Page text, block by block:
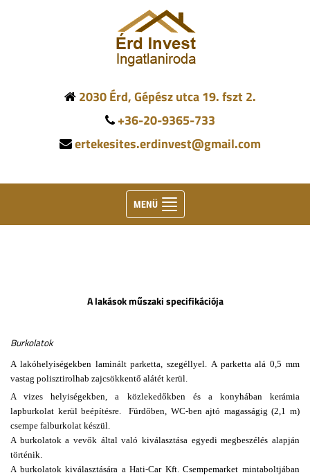
2030 Érd, Gépész utca 19. fszt 2.
+36-20-9365-733
ertekesites.erdinvest@gmail.com
MENÜ
Toggle
navigation
A lakások műszaki specifikációja
Burkolatok
A lakóhelyiségekben laminált parketta, szegéllyel. A parketta alá 0,5 mm
vastag polisztirolhab zajcsökkentő alátét kerül.
A vizes helyiségekben, a közlekedőkben és a konyhában kerámia
lapburkolat kerül beépítésre. Fürdőben, WC-ben ajtó magasságig (2,1 m)
csempe falburkolat készül.
A burkolatok a vevők által való kiválasztása egyedi megbeszélés alapján
történik.
A burkolatok kiválasztására a Hati-Car Kft. Csempemarket mintaboltjában